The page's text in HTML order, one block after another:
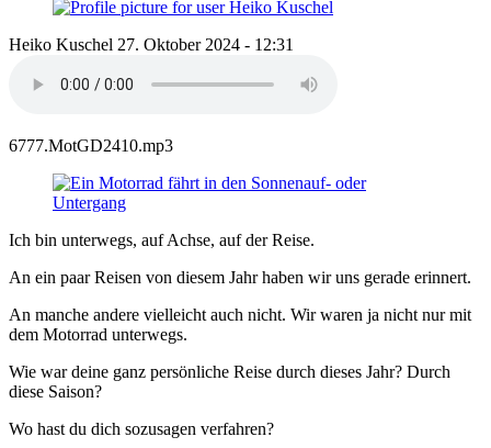
Heiko Kuschel 27. Oktober 2024 - 12:31
6777.MotGD2410.mp3
Ich bin unterwegs, auf Achse, auf der Reise.
An ein paar Reisen von diesem Jahr haben wir uns gerade erinnert.
An manche andere vielleicht auch nicht. Wir waren ja nicht nur mit
dem Motorrad unterwegs.
Wie war deine ganz persönliche Reise durch dieses Jahr? Durch
diese Saison?
Wo hast du dich sozusagen verfahren?